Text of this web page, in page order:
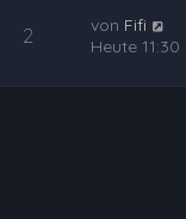
2 von Fifi
Heute 11:30